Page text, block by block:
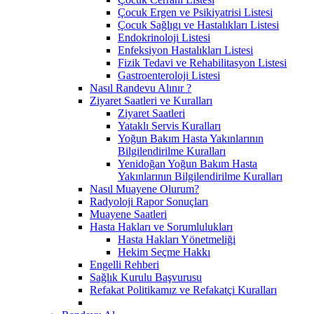
Çocuk Ergen ve Psikiyatrisi Listesi
Çocuk Sağlıgı ve Hastalıkları Listesi
Endokrinoloji Listesi
Enfeksiyon Hastalıkları Listesi
Fizik Tedavi ve Rehabilitasyon Listesi
Gastroenteroloji Listesi
Nasıl Randevu Alınır ?
Ziyaret Saatleri ve Kuralları
Ziyaret Saatleri
Yataklı Servis Kuralları
Yoğun Bakım Hasta Yakınlarının
Bilgilendirilme Kuralları
Yenidoğan Yoğun Bakım Hasta
Yakınlarının Bilgilendirilme Kuralları
Nasıl Muayene Olurum?
Radyoloji Rapor Sonuçları
Muayene Saatleri
Hasta Hakları ve Sorumlulukları
Hasta Hakları Yönetmeliği
Hekim Seçme Hakkı
Engelli Rehberi
Sağlık Kurulu Başvurusu
Refakat Politikamız ve Refakatçi Kuralları